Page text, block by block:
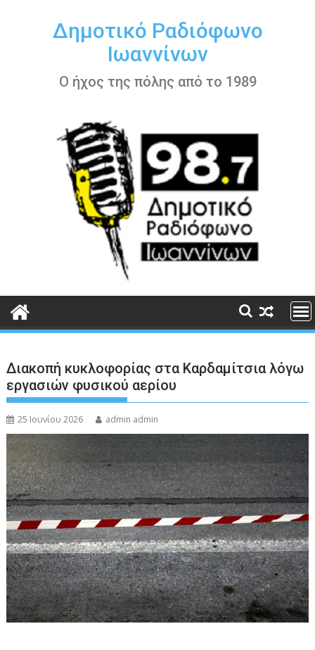
περιεχόμενοΔημοτικό Ραδιόφωνο
Ιωαννίνων
Ο ήχος της πόλης από το 1989
Διακοπή κυκλοφορίας στα Καρδαμίτσια λόγω
εργασιών φυσικού αερίου
25 Ιουνίου 2026 admin admin